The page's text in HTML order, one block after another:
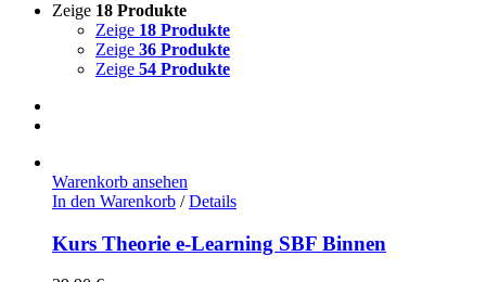
Zeige 18 Produkte
Zeige 18 Produkte
Zeige 36 Produkte
Zeige 54 Produkte
Warenkorb ansehen
In den Warenkorb / Details
Kurs Theorie e-Learning SBF Binnen